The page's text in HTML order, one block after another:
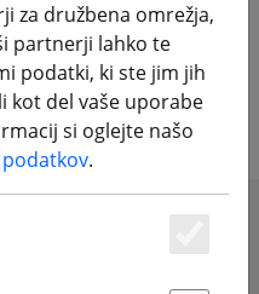
dirkalni,
za družbena omrežja,
partnerji lahko te
podatki, ki ste jim jih
kot del vaše uporabe
si oglejte našo
.